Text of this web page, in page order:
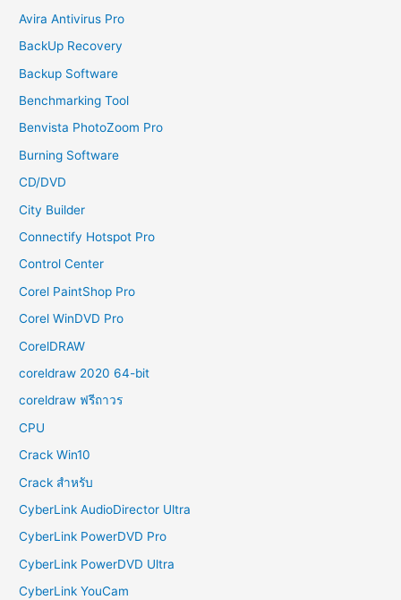
Avira Antivirus Pro
BackUp Recovery
Backup Software
Benchmarking Tool
Benvista PhotoZoom Pro
Burning Software
CD/DVD
City Builder
Connectify Hotspot Pro
Control Center
Corel PaintShop Pro
Corel WinDVD Pro
CorelDRAW
coreldraw 2020 64-bit
coreldraw ฟรีถาวร
CPU
Crack Win10
Crack สำหรับ
CyberLink AudioDirector Ultra
CyberLink PowerDVD Pro
CyberLink PowerDVD Ultra
CyberLink YouCam